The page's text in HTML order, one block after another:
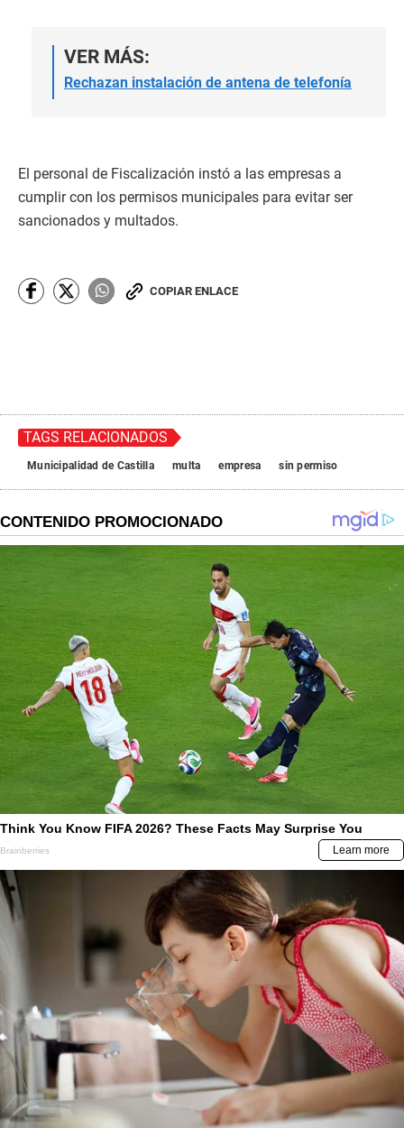
VER MÁS:
Rechazan instalación de antena de telefonía
El personal de Fiscalización instó a las empresas a
cumplir con los permisos municipales para evitar ser
sancionados y multados.
COPIAR ENLACE
TAGS RELACIONADOS
Municipalidad de Castilla multa empresa sin permiso